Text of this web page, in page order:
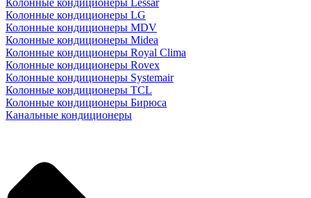
Колонные кондиционеры LG
Колонные кондиционеры MDV
Колонные кондиционеры Midea
Колонные кондиционеры Royal Clima
Колонные кондиционеры Rovex
Колонные кондиционеры Systemair
Колонные кондиционеры TCL
Колонные кондиционеры Бирюса
Канальные кондиционеры